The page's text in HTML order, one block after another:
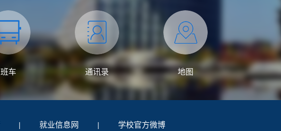
班车 通讯录 地图
| 就业信息网 | 学校官方微博